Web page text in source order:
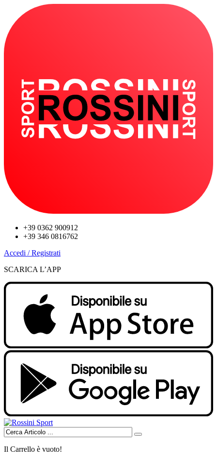
+39 0362 900912
+39 346 0816762
Accedi / Registrati
SCARICA L’APP
Il Carrello è vuoto!